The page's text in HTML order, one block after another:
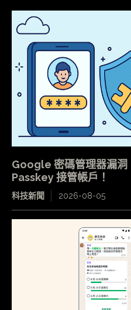
Google 密碼管理器漏
Passkey 接管帳戶！
科技新聞 2026-08-05